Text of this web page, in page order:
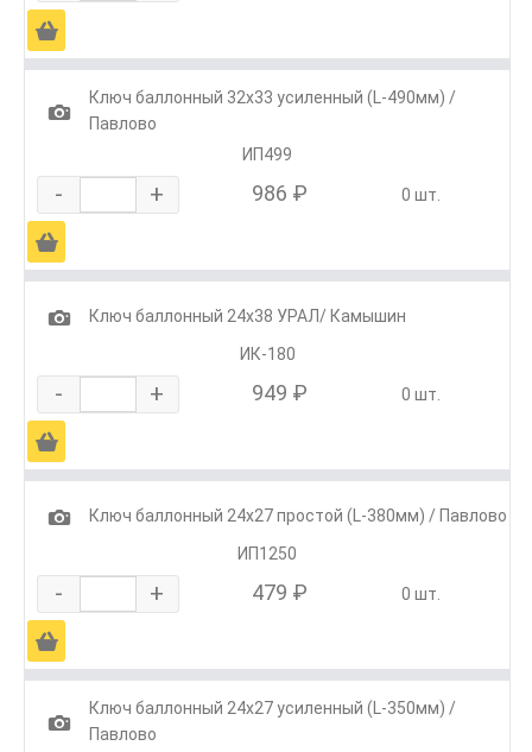
Ä
1
Ключ баллонный 32х33 усиленный (L-490мм) /
Павлово
ИП499
- + 986 ₽ 0 шт.
Ä
1
Ключ баллонный 24х38 УРАЛ/ Камышин
ИК-180
- + 949 ₽ 0 шт.
Ä
1
Ключ баллонный 24х27 простой (L-380мм) / Павлово
ИП1250
- + 479 ₽ 0 шт.
Ä
1
Ключ баллонный 24х27 усиленный (L-350мм) /
Павлово